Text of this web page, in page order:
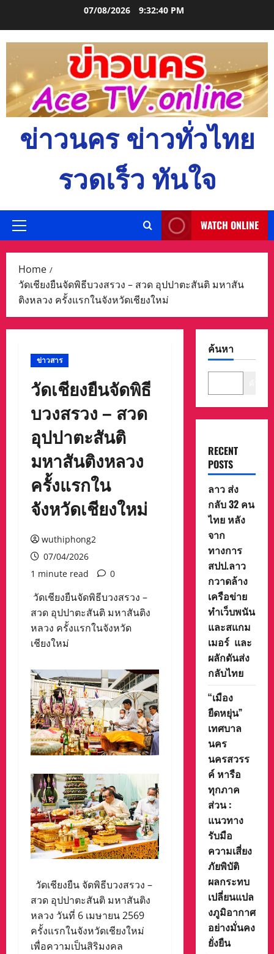
07/08/2026 9:32:41 PM
ข่าวนคร ข่าวทั่วไทย
รวดเร็ว ทันใจ
Primary
WATCH ONLINE
Home
วัดเชียงยืนจัดพิธีบวงสรวง – สวด อุปปาตะสันติ มหาสัน
ติงหลวง ครั้งแรกในจังหวัดเชียงใหม่
ข่าวสาร
วัดเชียงยืนจัดพิธี
บวงสรวง – สวด
อุปปาตะสันติ
มหาสันติงหลวง
ครั้งแรกใน
จังหวัดเชียงใหม่
wuthiphong2
07/04/2026
1 minute read
0
วัดเชียงยืนจัดพิธีบวงสรวง –
สวด อุปปาตะสันติ มหาสันติง
หลวง ครั้งแรกในจังหวัด
เชียงใหม่
วัดเชียงยืน จัดพิธีบวงสรวง –
สวด อุปปาตะสันติ มหาสันติง
หลวง วันที่ 6 เมษายน 2569
ครั้งแรกในจังหวัดเชียงใหม่
เพื่อความเป็นสิริมงคล
ค้นหา
RECENT
POSTS
ลาว ส่ง
กลับ 32 คน
ไทย หลัง
จาก
ทางการ
สปป.ลาว
กวาดล้าง
เครือข่าย
ทำเว็บพนัน
และสแกม
เมอร์ และ
ผลักดันส่ง
กลับไทย
“เมือง
ยืดหยุ่น”
เทศบาล
นคร
นครสวรร
ค์ หารือ
ทุกภาค
ส่วน :
แนวทาง
รับมือ
ความเสี่ยง
ภัยพิบัติ
ผลกระทบ
เปลี่ยนแปล
งภูมิอากาศ
อย่างมั่นคง
ยั่งยืน